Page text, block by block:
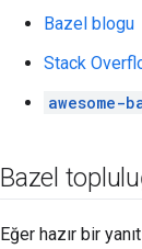
Bazel blogu
Stack
awesome-
Bazel
Eğer hazır bir